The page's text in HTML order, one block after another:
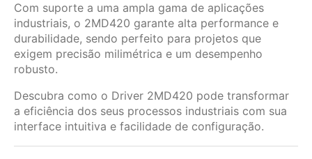
Com suporte a uma ampla gama de aplicações
industriais, o 2MD420 garante alta performance e
durabilidade, sendo perfeito para projetos que
exigem precisão milimétrica e um desempenho
robusto.
Descubra como o Driver 2MD420 pode transformar
a eficiência dos seus processos industriais com sua
interface intuitiva e facilidade de configuração.